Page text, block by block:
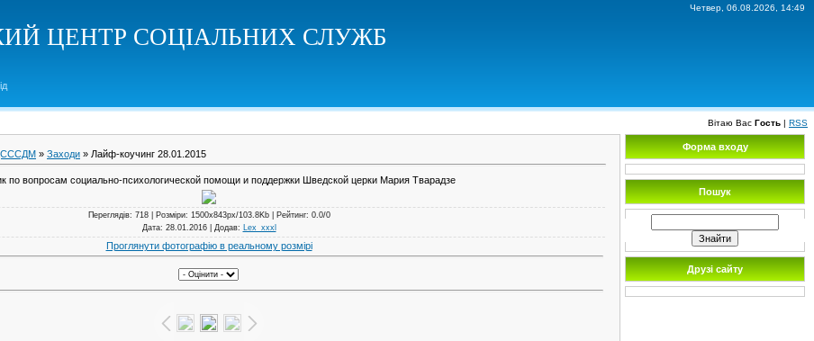
Четвер, 06.08.2026, 14:49
ЦЕНТР СОЦІАЛЬНИХ СЛУЖБ
Вітаю Вас Гость | RSS
» Заходи » Лайф-коучинг 28.01.2015
по вопросам социально-психологической помощи и поддержки Шведской церки Мария Тварадзе
Переглядів: 718 | Розміри: 1500x843px/103.8Kb | Рейтинг: 0.0/0
Дата: 28.01.2016 | Додав: Lex_xxxl
Проглянути фотографію в реальному розмірі
Форма входу
Пошук
Друзі сайту